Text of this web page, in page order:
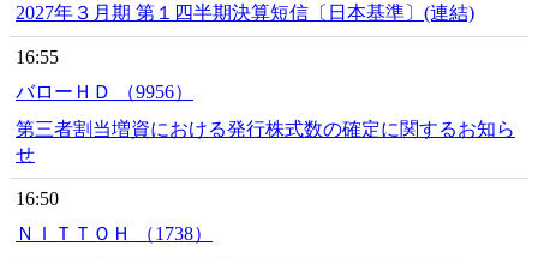
2027年３月期 第１四半期決算短信〔日本基準〕(連結)
16:55
バローＨＤ （9956）
第三者割当増資における発行株式数の確定に関するお知ら
せ
16:50
ＮＩＴＴＯＨ （1738）